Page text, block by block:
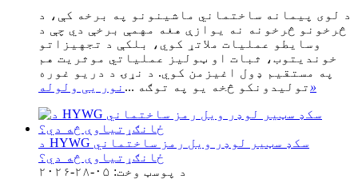
د لوی پیمانه ساختماني ماشینونو په برخه کې، د
څرخونو څرخونه نه یوازې هغه مهمې برخې دي چې د
وسایطو عملیات ملاتړ کوي، بلکې د تجهیزاتو
خوندیتوب، ثبات او ټولیز عملیاتي موثریت هم
په مستقیم ډول اغیزمن کوي. د نړۍ د دریو غوره
تولیدونکو څخه یو په توګه ... نور یی ولوله »
د HYWG سکډ سټیر لوډر ویل رمز ساختماني
ځانګړتیاوې څه دي؟
د پوسټ وخت: ۰۵-۲۸-۲۰۲۶